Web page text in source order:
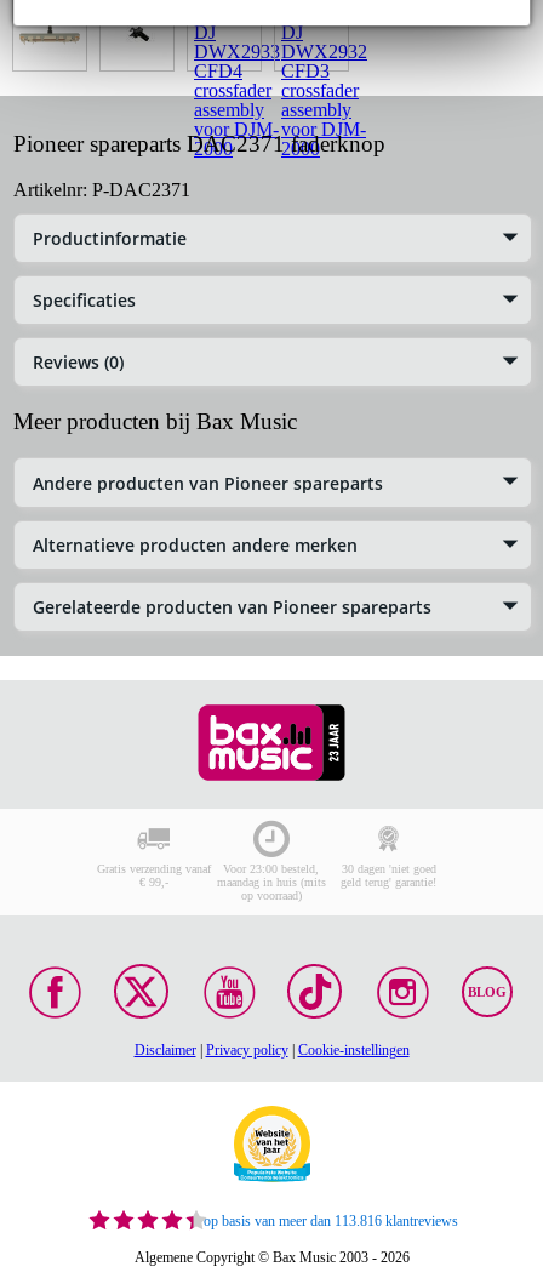
Pioneer spareparts DAC2371 faderknop
Artikelnr: P-DAC2371
Productinformatie
Specificaties
Reviews (0)
Meer producten bij Bax Music
Andere producten van Pioneer spareparts
Alternatieve producten andere merken
Gerelateerde producten van Pioneer spareparts
Gratis verzending vanaf
€ 99,-
Voor 23:00 besteld,
maandag in huis (mits
op voorraad)
30 dagen 'niet goed
geld terug' garantie!
BLOG
Disclaimer| Privacy policy| Cookie-instellingen
op basis van meer dan 113.816 klantreviews
Algemene Copyright © Bax Music 2003 - 2026